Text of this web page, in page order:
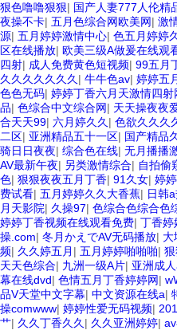
狠色噜噜狠狠| 国产人妻777人伦精
夜操不卡| 五月色综合网欧美网| 激
源| 五月婷婷激情中心| 色五月婷婷
区在线播放| 欧美三级A做爰在线观
四射| 成人免费黄色短视频| 99五月
久久久久久久久 | 牛牛色av| 婷婷五
色色无码| 婷婷丁香六月天激情四射
品| 色综合中文综合网| 天天操夜夜
合天天99| 六月婷久久 | 色欲久久久
二区| 亚洲精品五十一区| 国产精品
骑日日夜夜| 综合色在线| 无月播播
AV最新午夜| 另类激情综合| 自拍偷
色| 狠狠夜夜五月丁香| 91久女| 婷
费试看| 五月婷婷久久大香蕉| 日韩
月天影院| 久操97| 色综合色综合色
婷婷丁香视频在线观看免费| 丁香婷
操.com| 冬月かえでAV无码播放| 大
频| 久久婷五月 | 五月婷婷啪啪啪|
天天色综合| 九洲一级A片| 亚洲成
幕在线dvd| 色情五月丁香婷婷网|
品V天堂中文字幕| 中文资源在线a|
操comwww| 婷婷性爱无码视频|
艹| 久久丁香久久 | 久久亚洲婷婷|